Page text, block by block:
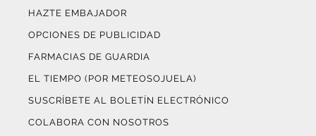
HAZTE EMBAJADOR
OPCIONES DE PUBLICIDAD
FARMACIAS DE GUARDIA
EL TIEMPO (POR METEOSOJUELA)
SUSCRÍBETE AL BOLETÍN ELECTRÓNICO
COLABORA CON NOSOTROS